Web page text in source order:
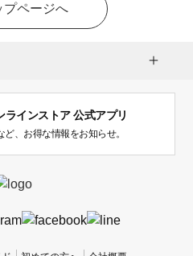
プページへ
ラインストア 公式アプリ
ど、お得な情報をお知らせ。